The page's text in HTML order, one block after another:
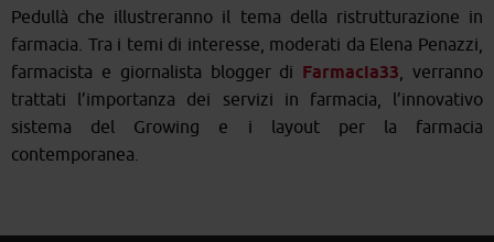
Pedullà che illustreranno il tema della ristrutturazione in
farmacia. Tra i temi di interesse, moderati da Elena Penazzi,
farmacista e giornalista blogger di Farmacia33 , verranno
trattati l’importanza dei servizi in farmacia, l’innovativo
sistema del Growing e i layout per la farmacia
contemporanea.